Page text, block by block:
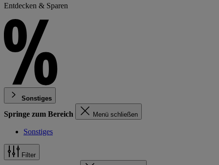
Entdecken & Sparen
Sonstiges
Springe zum Bereich Menü schließen
Sonstiges
Filter